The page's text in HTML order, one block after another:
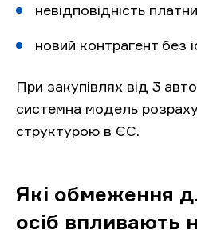
невідповідність
новий контрагент без
При закупівлях від 3
системна модель
структурою в ЄС.
Які обмеження
осіб впливають